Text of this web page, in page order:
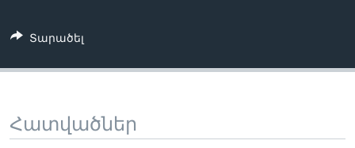
Տարածել
Հատվածներ